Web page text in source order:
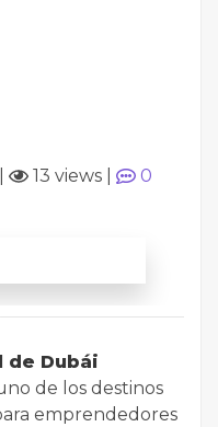
13 views
0
de Dubái
de los destinos
emprendedores